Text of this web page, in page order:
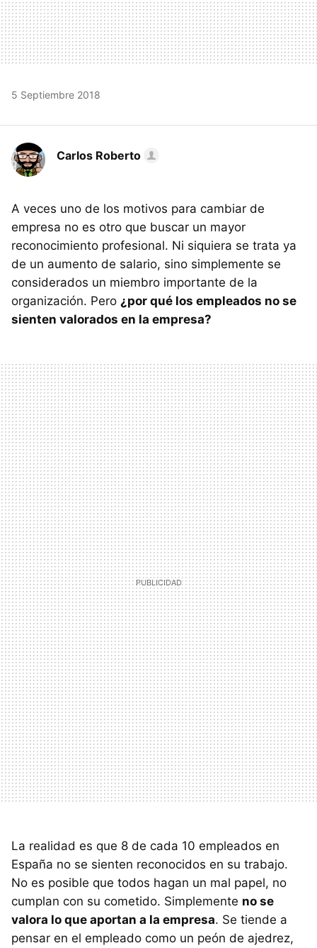
5 Septiembre 2018
Carlos Roberto
A veces uno de los motivos para cambiar de
empresa no es otro que buscar un mayor
reconocimiento profesional. Ni siquiera se trata ya
de un aumento de salario, sino simplemente se
considerados un miembro importante de la
organización. Pero ¿por qué los empleados no se
sienten valorados en la empresa?
La realidad es que 8 de cada 10 empleados en
España no se sienten reconocidos en su trabajo.
No es posible que todos hagan un mal papel, no
cumplan con su cometido. Simplemente no se
valora lo que aportan a la empresa. Se tiende a
pensar en el empleado como un peón de ajedrez,